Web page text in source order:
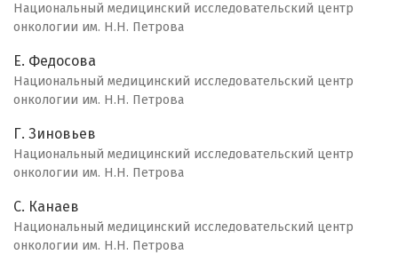
Национальный медицинский исследовательский центр
онкологии им. Н.Н. Петрова
Е. Федосова
Национальный медицинский исследовательский центр
онкологии им. Н.Н. Петрова
Г. Зиновьев
Национальный медицинский исследовательский центр
онкологии им. Н.Н. Петрова
С. Канаев
Национальный медицинский исследовательский центр
онкологии им. Н.Н. Петрова